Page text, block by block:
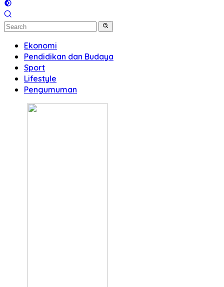
Ekonomi
Pendidikan dan Budaya
Sport
Lifestyle
Pengumuman